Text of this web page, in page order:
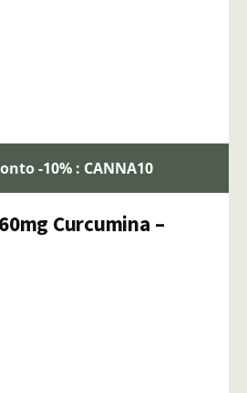
-10% : CANNA10
Curcumina –